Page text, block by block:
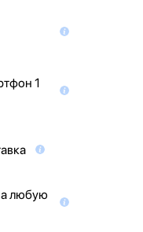
1
любую